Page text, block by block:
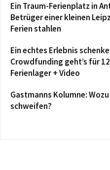
Ein Traum-Ferienplatz in
Betrüger einer kleinen
Ferien stahlen
Ein echtes Erlebnis
Crowdfunding geht’s für
Ferienlager + Video
Gastmanns Kolumne:
schweifen?